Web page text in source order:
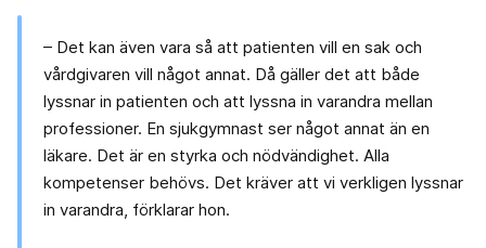
– Det kan även vara så att patienten vill en sak och
vårdgivaren vill något annat. Då gäller det att både
lyssnar in patienten och att lyssna in varandra mellan
professioner. En sjukgymnast ser något annat än en
läkare. Det är en styrka och nödvändighet. Alla
kompetenser behövs. Det kräver att vi verkligen lyssnar
in varandra, förklarar hon.